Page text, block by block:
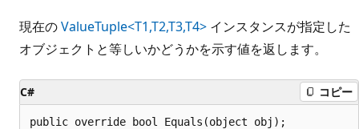
現在のValueTuple<T1,T2,T3,T4> インスタンスが指定した
オブジェクトと等しいかどうかを示す値を返します。
C# コピー
public override bool Equals(object obj);